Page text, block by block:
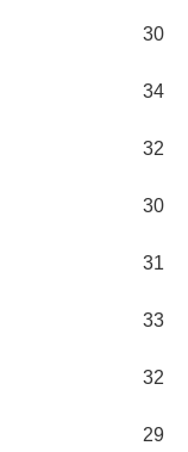
30
34
32
30
31
33
32
29